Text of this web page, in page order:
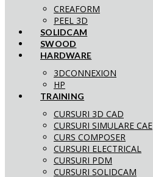
CREAFORM
PEEL 3D
SOLIDCAM
SWOOD
HARDWARE
3DCONNEXION
HP
TRAINING
CURSURI 3D CAD
CURSURI SIMULARE CAE
CURS COMPOSER
CURSURI ELECTRICAL
CURSURI PDM
CURSURI SOLIDCAM